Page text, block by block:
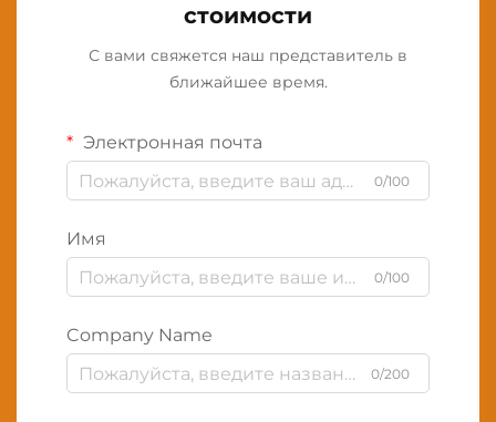
стоимости
С вами свяжется наш представитель в
ближайшее время.
Электронная почта
0/100
Имя
0/100
Company Name
0/200